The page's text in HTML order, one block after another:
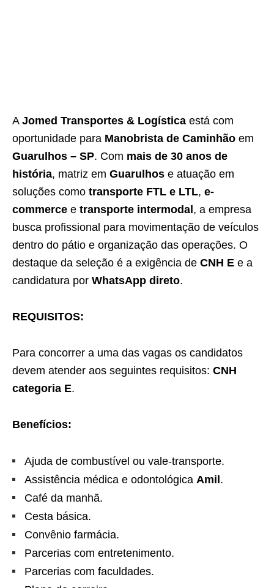
A Jomed Transportes & Logística está com
oportunidade para Manobrista de Caminhão em
Guarulhos – SP. Com mais de 30 anos de
história, matriz em Guarulhos e atuação em
soluções como transporte FTL e LTL, e-
commerce e transporte intermodal , a empresa
busca profissional para movimentação de veículos
dentro do pátio e organização das operações. O
destaque da seleção é a exigência de CNH E e a
candidatura por WhatsApp direto.
REQUISITOS:
Para concorrer a uma das vagas os candidatos
devem atender aos seguintes requisitos: CNH
categoria E.
Benefícios:
Ajuda de combustível ou vale-transporte.
Assistência médica e odontológica Amil .
Café da manhã.
Cesta básica.
Convênio farmácia.
Parcerias com entretenimento.
Parcerias com faculdades.